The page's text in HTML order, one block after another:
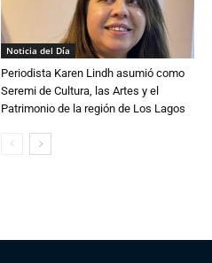
Noticia del Día
Periodista Karen Lindh asumió como
Seremi de Cultura, las Artes y el
Patrimonio de la región de Los Lagos